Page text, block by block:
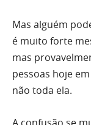
Mas alguém
é muito forte
mas
pessoas hoje
não toda ela.